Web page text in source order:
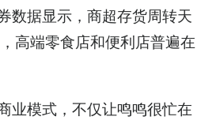
数据显示，商超存货周转天
高端零食店和便利店普遍在
业模式，不仅让鸣鸣很忙在